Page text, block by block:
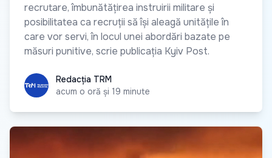
recrutare, îmbunătățirea instruirii militare și
posibilitatea ca recruții să își aleagă unitățile în
care vor servi, în locul unei abordări bazate pe
măsuri punitive, scrie publicația Kyiv Post.
Redacția TRM
Redacția TRM
acum o oră și 19 minute